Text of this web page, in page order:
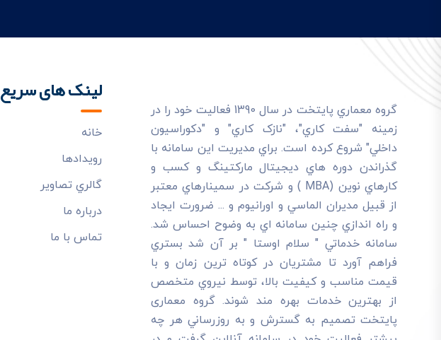
گروه معماري پايتخت در سال 1390 فعاليت خود را در
زمينه "سفت کاري"، "نازک کاري" و "دکوراسيون
داخلي" شروع کرده است. براي مديريت اين سامانه با
گذراندن دوره هاي ديجيتال مارکتينگ و کسب و
کارهاي نوين (MBA ) و شرکت در سمينارهاي معتبر
از قبيل مديران الماسي و اورانيوم و ... ضرورت ايجاد
و راه اندازي چنين سامانه اي به وضوح احساس شد.
سامانه خدماتي " سلام اوستا " بر آن شد بستري
فراهم آورد تا مشتريان در کوتاه ترين زمان و با
قيمت مناسب و کيفيت بالا، توسط نيروي متخصص
از بهترين خدمات بهره مند شوند. گروه معماری
پایتخت تصميم به گسترش و به روزرساني هر چه
لینک های سریع
خانه
رويدادها
گالري تصاوير
درباره ما
تماس با ما